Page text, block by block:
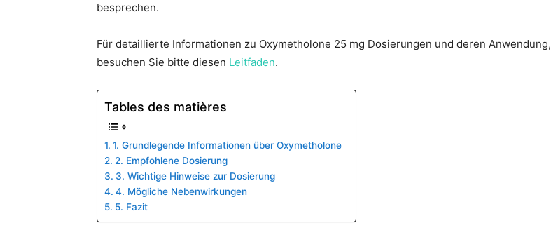
besprechen.
Für detaillierte Informationen zu Oxymetholone 25 mg Dosierungen und deren Anwendung,
besuchen Sie bitte diesen Leitfaden.
Tables des matières
1. Grundlegende Informationen über Oxymetholone
2. Empfohlene Dosierung
3. Wichtige Hinweise zur Dosierung
4. Mögliche Nebenwirkungen
5. Fazit